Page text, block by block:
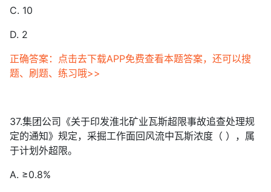
C. 10
D. 2
正确答案：点击去下载APP免费查看本题答案，还可以搜
题、刷题、练习哦>>
37.集团公司《关于印发淮北矿业瓦斯超限事故追查处理规
定的通知》规定，采掘工作面回风流中瓦斯浓度（ ），属
于计划外超限。
A. ≥0.8%